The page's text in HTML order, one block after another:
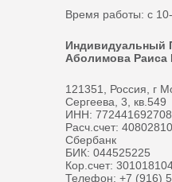
Время работы: с
Индивидуальный
Аболимова Раиса
121351, Россия, г
Сергеева, 3, кв.549
ИНН: 772441692708
Расч.счет:
Сбербанк
БИК: 044525225
Кор.счет:
Телефон: +7 (916)